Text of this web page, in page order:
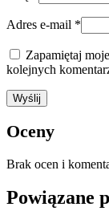
Adres e-mail *
Zapamiętaj
kolejnych
Oceny
Brak ocen i
Powiązane